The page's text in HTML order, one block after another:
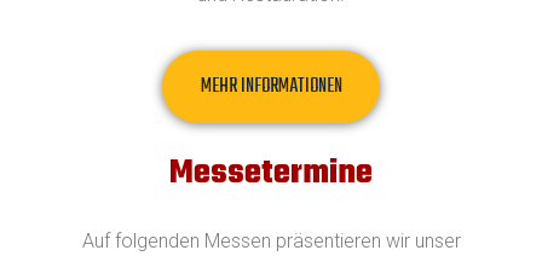
MEHR INFORMATIONEN
Messetermine
Auf folgenden Messen präsentieren wir unser